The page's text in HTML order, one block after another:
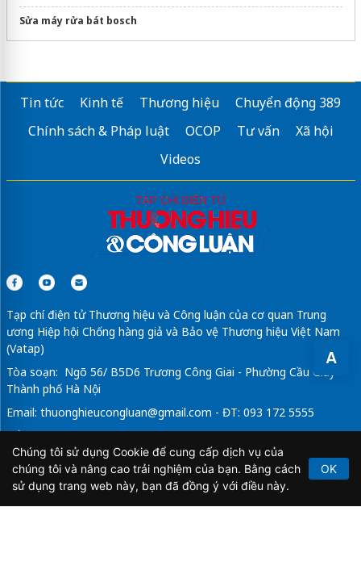
A
Sửa máy rửa bát bosch
Tin tức Kinh tế Thương hiệu
Chuyển động 389
Chính sách & Pháp luật
OCOP Tư vấn
Xã hội
Videos
Tạp chí điện tử Thương hiệu và Công luận của cơ quan Trung
ương Hiệp hội Chống hàng giả và Bảo vệ Thương hiệu Việt Nam
(Vatap)
Tòa soạn: Ngõ 56/ B5D6 Trương Công Giai - Phường Cầu Giấy -
Thành phố Hà Nội
Email: thuonghieucongluan@gmail.com - ĐT: 093 172 5555
Tổng Biên Tập: Vũ Đức Thuận
Giấy phép hoạt động báo chí điện tử số 64/GP-BTTTT do Bộ
Thông tin và Truyền thông cấp ngày 21/2/2020.
Chúng tôi sử dụng Cookie để cung cấp dịch vụ của
chúng tôi và nâng cao trải nghiệm của bạn. Bằng cách
sử dụng trang web này, bạn đã đồng ý với điều này.
OK